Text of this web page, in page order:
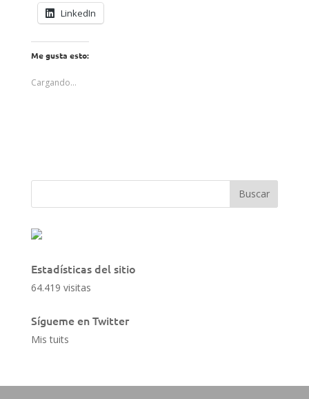
LinkedIn
Me gusta esto:
Cargando...
Estadísticas del sitio
64.419 visitas
Sígueme en Twitter
Mis tuits